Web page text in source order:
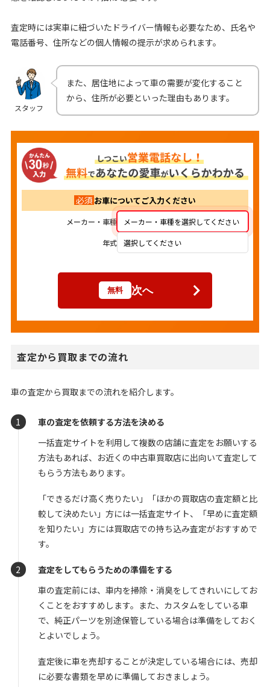
査定時には実車に紐づいたドライバー情報も必要なため、氏名や
電話番号、住所などの個人情報の提示が求められます。
スタッフ
また、居住地によって車の需要が変化すること
から、住所が必要といった理由もあります。
必須 お車についてご入力ください
メーカー・車種 メーカー・車種を選択してください
年式 選択してください
無料 次へ
査定から買取までの流れ
車の査定から買取までの流れを紹介します。
車の査定を依頼する方法を決める
一括査定サイトを利用して複数の店舗に査定をお願いする
方法もあれば、お近くの中古車買取店に出向いて査定して
もらう方法もあります。
「できるだけ高く売りたい」「ほかの買取店の査定額と比
較して決めたい」方には一括査定サイト、「早めに査定額
を知りたい」方には買取店での持ち込み査定がおすすめで
す。
査定をしてもらうための準備をする
車の査定前には、車内を掃除・消臭をしてきれいにしてお
くことをおすすめします。また、カスタムをしている車
で、純正パーツを別途保管している場合は準備をしておく
とよいでしょう。
査定後に車を売却することが決定している場合には、売却
に必要な書類を早めに準備しておきましょう。